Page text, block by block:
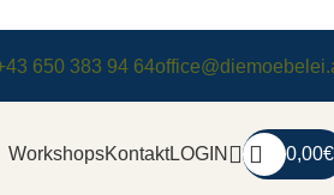
650 383 94 64
WorkshopsKontaktLOGIN 0,00€